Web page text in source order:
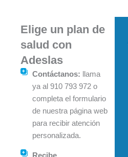
Elige un plan de
salud con
Adeslas
Contáctanos: llama
ya al 910 793 972 o
completa el formulario
de nuestra página web
para recibir atención
personalizada.
Recibe